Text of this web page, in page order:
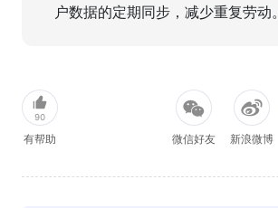
户数据的定期同步，减少重复劳动。
90
有帮助 微信好友 新浪微博